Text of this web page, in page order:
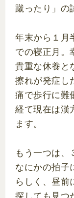
蹴ったり」の
年末から１月
での寝正月。
貴重な休養と
擦れが発症し
痛で歩行に難
経て現在は漢
ます。
もう一つは、
なにかの拍子
らしく、昼前